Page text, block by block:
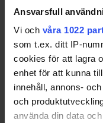
Ansvarsfull
Vi och våra 1022
som t.ex. ditt IP-
cookies för att lagra
enhet för att kunna
innehåll, annons-
och
använda din data
8
HAN 4 32
Average
Sorted by lowerGoalA
%
FLIKg- Flemingsbergs IK